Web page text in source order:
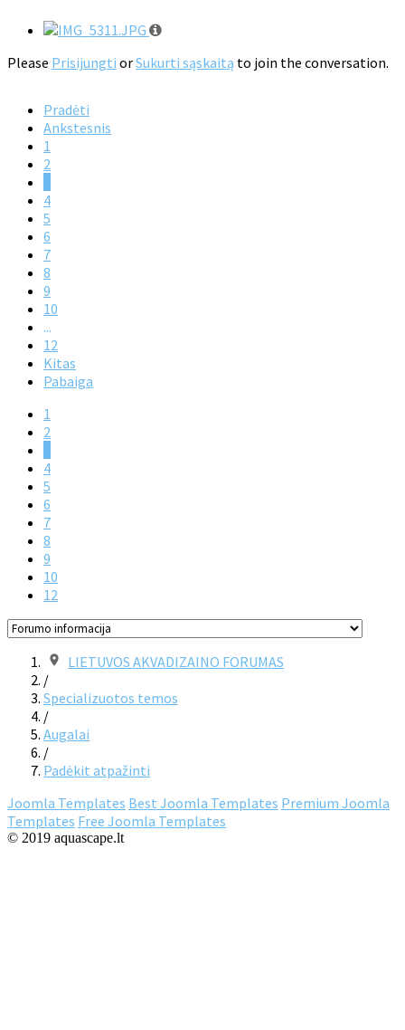
Please Prisijungti orSukurti sąskaitą to join the conversation.
Pradėti
Ankstesnis
1
2
4
5
6
7
8
9
10
...
12
Kitas
Pabaiga
1
2
4
5
6
7
8
9
10
12
LIETUVOS AKVADIZAINO FORUMAS
/
Specializuotos temos
/
Augalai
/
Padėkit atpažinti
Joomla Templates Best Joomla Templates Premium Joomla
Templates Free Joomla Templates
© 2019 aquascape.lt